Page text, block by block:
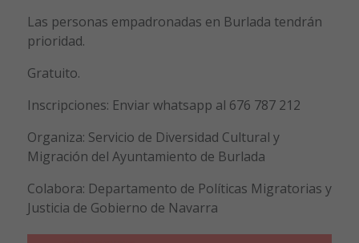
Las personas empadronadas en Burlada tendrán
prioridad.
Gratuito.
Inscripciones: Enviar whatsapp al 676 787 212
Organiza: Servicio de Diversidad Cultural y
Migración del Ayuntamiento de Burlada
Colabora: Departamento de Políticas Migratorias y
Justicia de Gobierno de Navarra